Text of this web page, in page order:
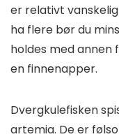
er relativt
ha flere bør du
holdes med annen
en finnenapper.
Dvergkulefisken
artemia. De er